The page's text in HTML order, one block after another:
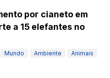
por cianeto em
a 15 elefantes no
Mundo Ambiente Animais